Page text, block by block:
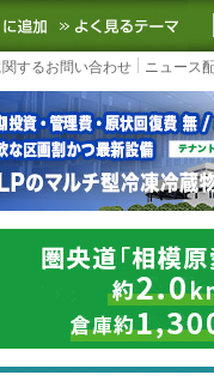
流ニュースをお届け
お気に入りに追加
するお問い合わせ ニュース